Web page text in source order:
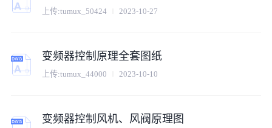
上传:tumux_50424 2023-10-27
变频器控制原理全套图纸
上传:tumux_44000 2023-10-10
变频器控制风机、风阀原理图